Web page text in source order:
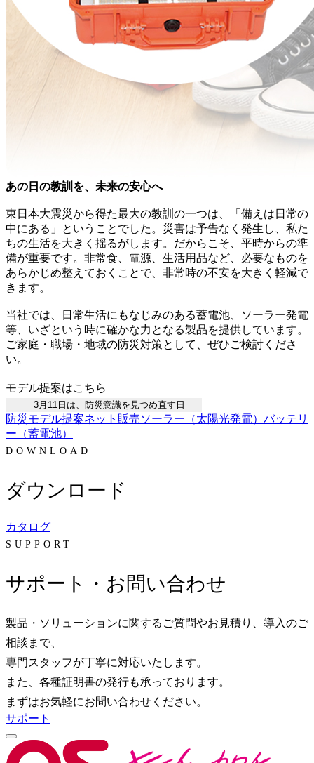
あの日の教訓を、未来の安心へ
東日本大震災から得た最大の教訓の一つは、「備えは日常の
中にある」ということでした。災害は予告なく発生し、私た
ちの生活を大きく揺るがします。だからこそ、平時からの準
備が重要です。非常食、電源、生活用品など、必要なものを
あらかじめ整えておくことで、非常時の不安を大きく軽減で
きます。
当社では、日常生活にもなじみのある蓄電池、ソーラー発電
等、いざという時に確かな力となる製品を提供しています。
ご家庭・職場・地域の防災対策として、ぜひご検討くださ
い。
モデル提案はこちら
3月11日は、防災意識を見つめ直す日
防災モデル提案ネット販売ソーラー（太陽光発電） バッテリ
ー（蓄電池）
DOWNLOAD
ダウンロード
カタログ
SUPPORT
サポート・お問い合わせ
製品・ソリューションに関するご質問やお見積り、導入のご
相談まで、
専門スタッフが丁寧に対応いたします。
また、各種証明書の発行も承っております。
まずはお気軽にお問い合わせください。
サポート